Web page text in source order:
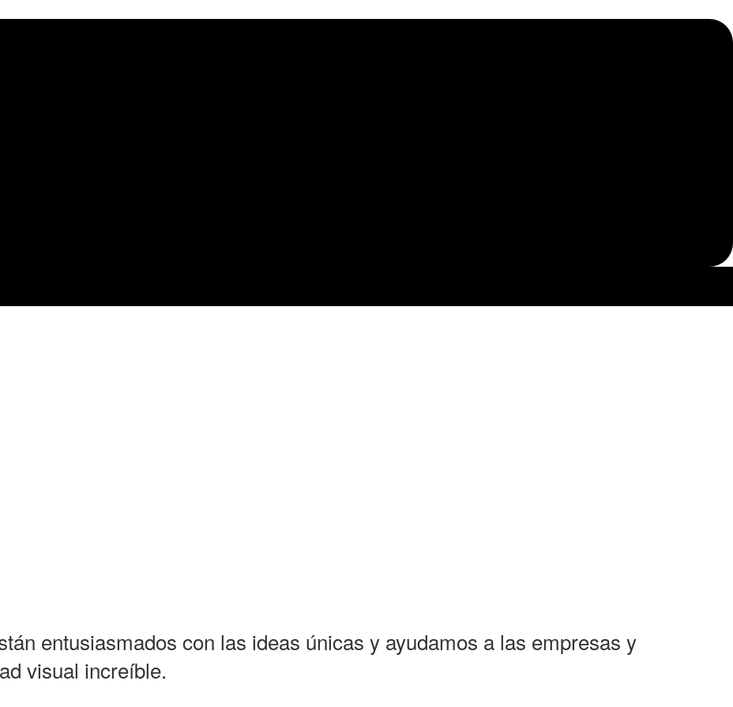
entusiasmados con las ideas únicas y ayudamos a las empresas y
visual increíble.